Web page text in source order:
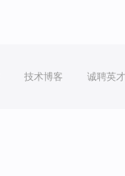
技术博客 诚聘英才